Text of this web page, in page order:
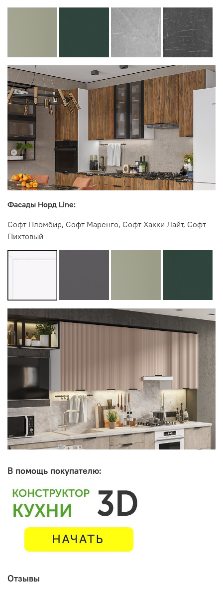
Фасады Норд Line:
Софт Пломбир, Софт Маренго, Софт Хакки Лайт, Софт
Пихтовый
В помощь покупателю:
Отзывы